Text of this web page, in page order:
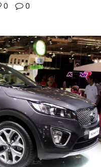
0
0